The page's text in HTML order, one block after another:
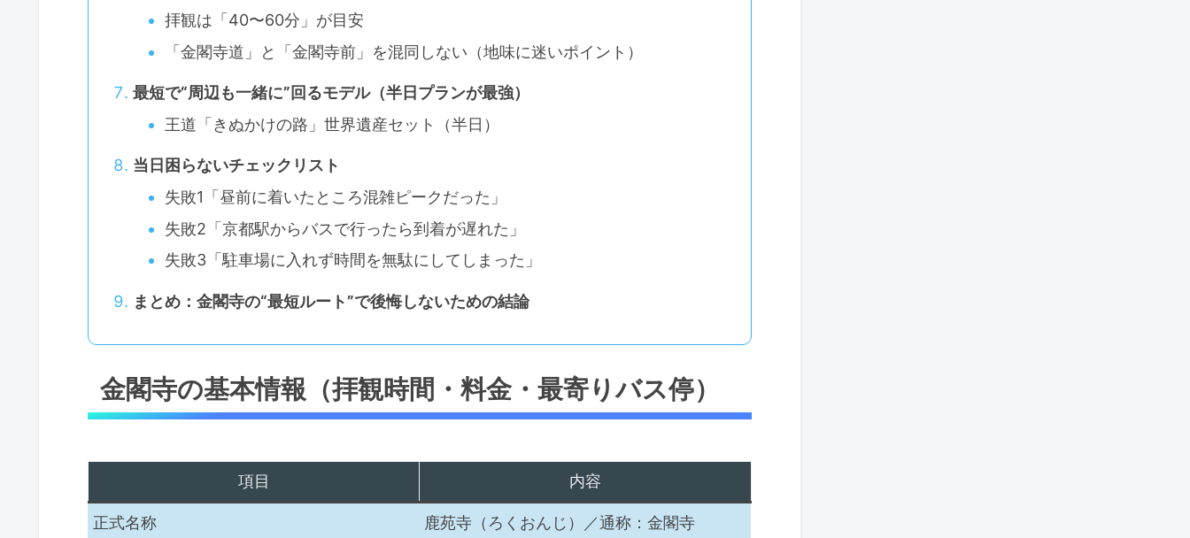
拝観は「40〜60分」が目安
「金閣寺道」と「金閣寺前」を混同しない（地味に迷いポイント）
最短で“周辺も一緒に”回るモデル（半日プランが最強）
王道「きぬかけの路」世界遺産セット（半日）
当日困らないチェックリスト
失敗1「昼前に着いたところ混雑ピークだった」
失敗2「京都駅からバスで行ったら到着が遅れた」
失敗3「駐車場に入れず時間を無駄にしてしまった」
まとめ：金閣寺の“最短ルート”で後悔しないための結論
金閣寺の基本情報（拝観時間・料金・最寄りバス停）
項目 内容
正式名称 鹿苑寺（ろくおんじ）／通称：金閣寺